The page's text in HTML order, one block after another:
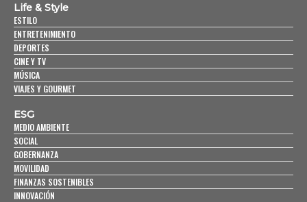
Life & Style
ESTILO
ENTRETENIMIENTO
DEPORTES
CINE Y TV
MÚSICA
VIAJES Y GOURMET
ESG
MEDIO AMBIENTE
SOCIAL
GOBERNANZA
MOVILIDAD
FINANZAS SOSTENIBLES
INNOVACIÓN